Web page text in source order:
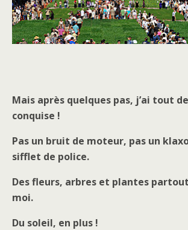
Mais après quelques pas, j’ai tout
conquise !
Pas un bruit de moteur, pas un
sifflet de police.
Des fleurs, arbres et plantes
moi.
Du soleil, en plus !